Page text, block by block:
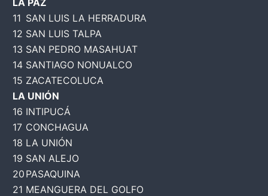
LA PAZ
11 SAN LUIS LA HERRADURA
12 SAN LUIS TALPA
13 SAN PEDRO MASAHUAT
14 SANTIAGO NONUALCO
15 ZACATECOLUCA
LA UNIÓN
16 INTIPUCÁ
17 CONCHAGUA
18 LA UNIÓN
19 SAN ALEJO
20 PASAQUINA
21 MEANGUERA DEL GOLFO